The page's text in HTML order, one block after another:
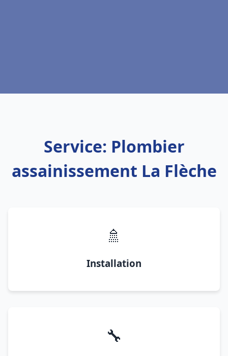
Service: Plombier
assainissement La Flèche
🚿
Installation
🔧